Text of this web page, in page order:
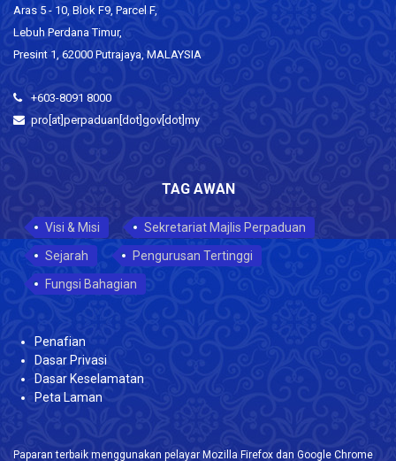
Aras 5 - 10, Blok F9, Parcel F,
Lebuh Perdana Timur,
Presint 1, 62000 Putrajaya, MALAYSIA
+603-8091 8000
pro[at]perpaduan[dot]gov[dot]my
TAG AWAN
Visi & Misi
Sekretariat Majlis Perpaduan
Sejarah
Pengurusan Tertinggi
Fungsi Bahagian
Penafian
Dasar Privasi
Dasar Keselamatan
Peta Laman
Paparan terbaik menggunakan pelayar Mozilla Firefox dan Google Chrome